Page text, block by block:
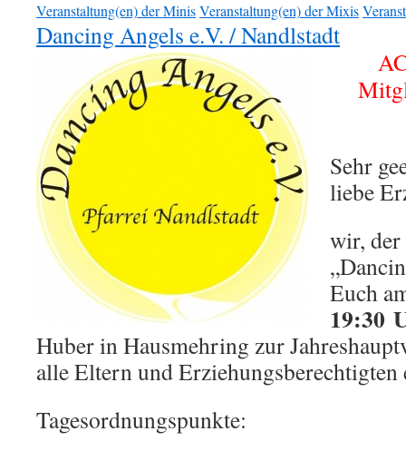
Veranstaltung(en) der MinisVeranstaltung(en) der Mixis
Dancing Angels e.V. / Nandlstadt
Sehr
liebe
wir, der
Euch
19:30
Huber in Hausmehring zur
alle Eltern und Erziehungsberechtigten
Tagesordnungspunkte: